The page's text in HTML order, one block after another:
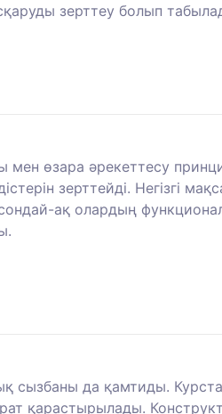
зерттеу болып
мен өзара әрекеттесу
зерттейді. Негізгі
ақ олардың
сызбаны да қамтиды.
қарастырылады.